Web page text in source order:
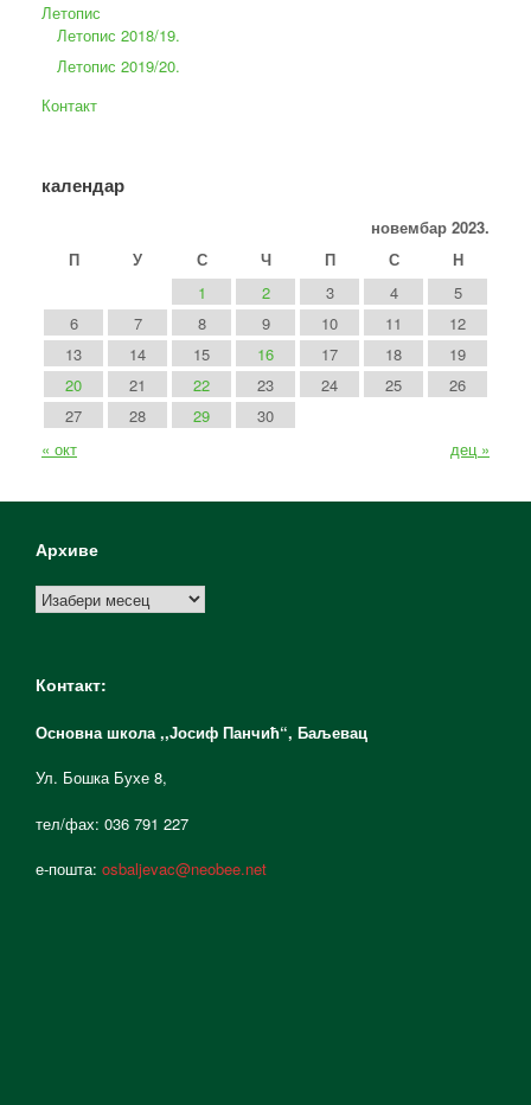
Летопис
Летопис 2018/19.
Летопис 2019/20.
Контакт
календар
новембар 2023.
П
У С Ч П С
Н
1
2 3 4
5
6
7 8 9 10 11
12
13
14 15 16 17 18
19
20
21 22 23 24 25
26
27
28 29
30
« окт
дец »
Архиве
Архиве
Контакт:
Основна школа ,,Јосиф Панчић“, Баљевац
Ул. Бошка Бухе 8,
тел/фах: 036 791 227
е-пошта: osbaljevac@neobee.net